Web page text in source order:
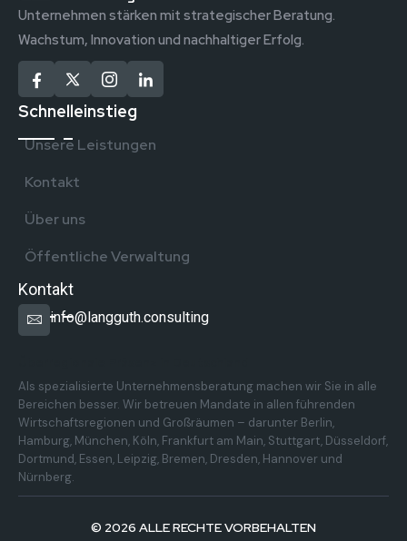
Unternehmen stärken mit strategischer Beratung.
Wachstum, Innovation und nachhaltiger Erfolg.
Schnelleinstieg
Unsere Leistungen
Kontakt
Über uns
Öffentliche Verwaltung
Kontakt
info@langguth.consulting
Als spezialisierte Unternehmensberatung machen wir Sie in alle
Bereichen besser. Wir betreuen Mandate in allen führenden
Wirtschaftsregionen und Großräumen – darunter Berlin,
Hamburg, München, Köln, Frankfurt am Main, Stuttgart, Düsseldorf,
Dortmund, Essen, Leipzig, Bremen, Dresden, Hannover und
Nürnberg.
© 2026 ALLE RECHTE VORBEHALTEN